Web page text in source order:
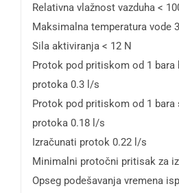
Relativna vlažnost vazduha <
Maksimalna temperatura vode
Sila aktiviranja < 12 N
Protok pod pritiskom od 1 bara
protoka 0.3 l/s
Protok pod pritiskom od 1 bara
protoka 0.18 l/s
Izračunati protok 0.22 l/s
Minimalni protočni pritisak za
Opseg podešavanja vremena